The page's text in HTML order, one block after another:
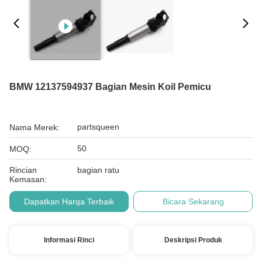
BMW 12137594937 Bagian Mesin Koil Pemicu
Nama Merek: partsqueen
MOQ: 50
Rincian
Kemasan:
bagian ratu
Dapatkan Harga Terbaik Bicara Sekarang
Informasi Rinci Deskripsi Produk